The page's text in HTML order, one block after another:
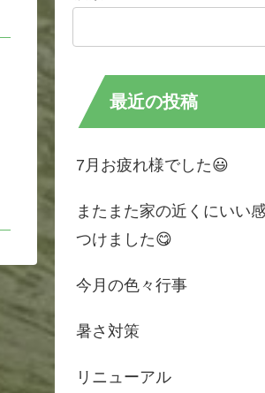
最近の投稿
7月お疲れ様でした😃
またまた家の近くにいい
つけました😋
今月の色々行事
暑さ対策
リニューアル